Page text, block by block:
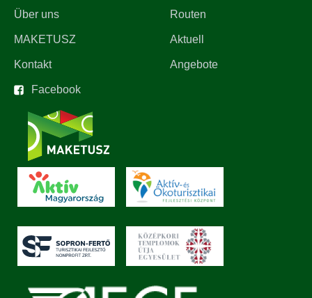
Über uns
MAKETUSZ
Kontakt
Routen
Aktuell
Angebote
Facebook